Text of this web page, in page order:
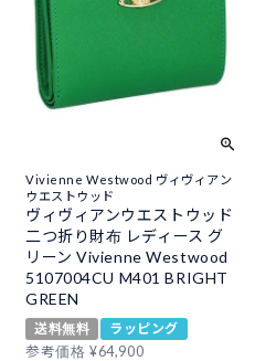
Vivienne Westwood ヴィヴィアン
ウエストウッド
ヴィヴィアンウエストウッド
二つ折り財布 レディース グ
リーン Vivienne Westwood
5107004CU M401 BRIGHT
GREEN
送料無料
ラッピング
参考価格 ¥64,900